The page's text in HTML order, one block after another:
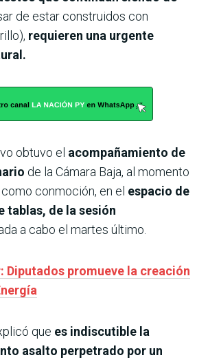
de estar construidos con
requieren una urgente
obtuvo el acompañamiento de
de la Cámara Baja, al momento
conmoción, en el espacio de
tablas, de la sesión
a cabo el martes último.
Diputados promueve la creación
que es indiscutible la
asalto perpetrado por un